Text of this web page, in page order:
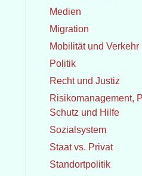
Medien
Migration
Mobilität und Verkehr
Politik
Recht und Justiz
Risikomanagement,
Schutz und Hilfe
Sozialsystem
Staat vs. Privat
Standortpolitik